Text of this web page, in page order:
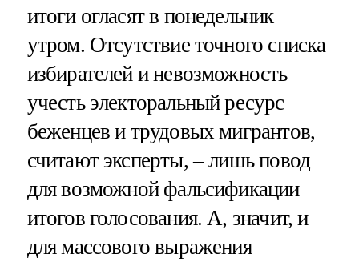
итоги огласят в понедельник
утром. Отсутствие точного списка
избирателей и невозможность
учесть электоральный ресурс
беженцев и трудовых мигрантов,
считают эксперты, – лишь повод
для возможной фальсификации
итогов голосования. А, значит, и
для массового выражения